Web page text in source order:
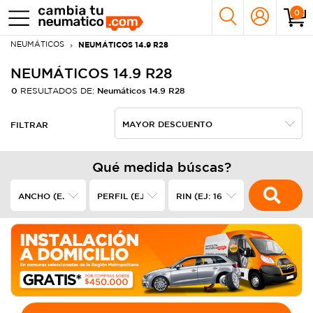
0
NEUMÁTICOS NEUMÁTICOS 14.9 R28
NEUMÁTICOS 14.9 R28
0 RESULTADOS DE: Neumáticos 14.9 R28
FILTRAR
Qué medida búscas?